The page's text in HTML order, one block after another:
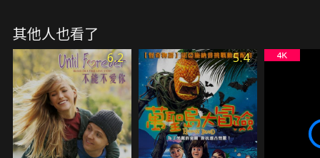
其他人也看了
6.2 5.4